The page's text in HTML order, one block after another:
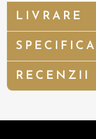
LIVRARE
RECENZII